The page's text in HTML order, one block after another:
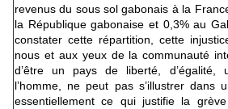
revenus du sous sol gabonais à la
la République gabonaise et 0,3% au
constater cette répartition, cette
nous et aux yeux de la communauté
d’être un pays de liberté,
l’homme, ne peut pas s’illustrer dans
essentiellement ce qui justifie la